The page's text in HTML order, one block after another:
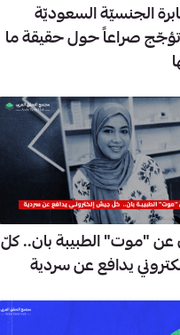
الجنسيّة السعوديّة
صراعاً حول حقيقة ما
عن "موت" الطبيبة بان.. كلّ
يدافع عن سردية